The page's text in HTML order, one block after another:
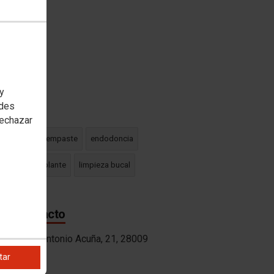
en
empaste endodoncia
implante limpieza bucal
de contacto
Calle Antonio Acuña, 21, 28009